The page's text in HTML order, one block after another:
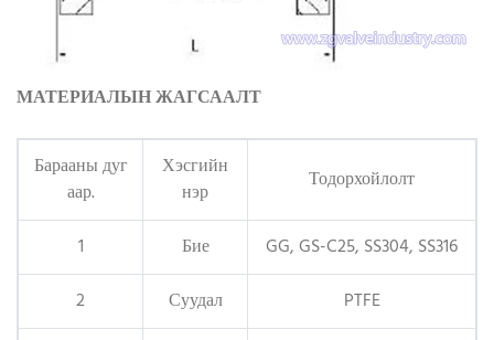
МАТЕРИАЛЫН ЖАГСААЛТ
Барааны дуг
аар.
Хэсгийн
нэр
Тодорхойлолт
1 Бие
GG, GS-C25, SS304, SS316
2
Суудал
PTFE